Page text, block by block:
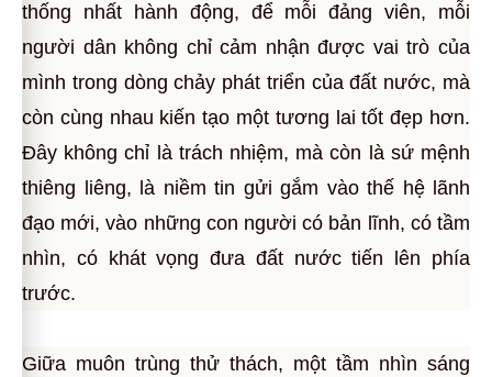
thống nhất hành động, để mỗi đảng viên, mỗi
người dân không chỉ cảm nhận được vai trò của
mình trong dòng chảy phát triển của đất nước, mà
còn cùng nhau kiến tạo một tương lai tốt đẹp hơn.
Đây không chỉ là trách nhiệm, mà còn là sứ mệnh
thiêng liêng, là niềm tin gửi gắm vào thế hệ lãnh
đạo mới, vào những con người có bản lĩnh, có tầm
nhìn, có khát vọng đưa đất nước tiến lên phía
trước.
Giữa muôn trùng thử thách, một tầm nhìn sáng